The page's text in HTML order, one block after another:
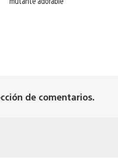
de comentarios.